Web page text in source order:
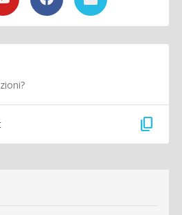
content_copy